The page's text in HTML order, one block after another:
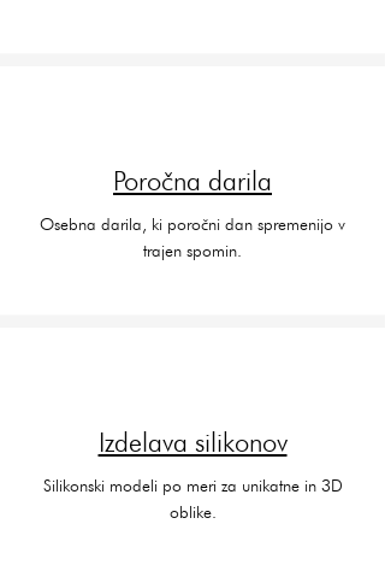
Poročna darila
Osebna darila, ki poročni dan spremenijo v
trajen spomin.
Izdelava silikonov
Silikonski modeli po meri za unikatne in 3D
oblike.